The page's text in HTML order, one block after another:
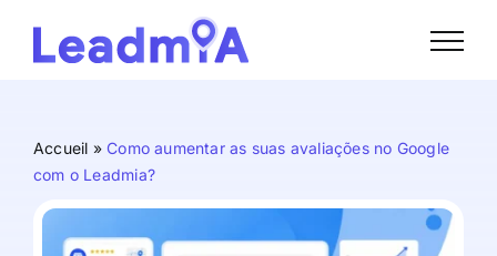
content
Accueil »Como aumentar as suas avaliações no Google
com o Leadmia?